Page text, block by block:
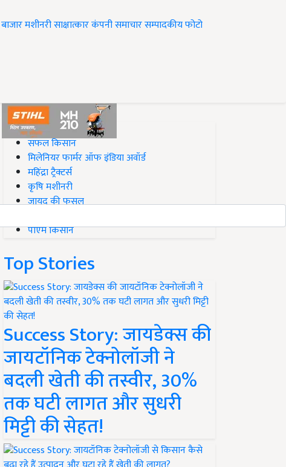
बाजारमशीनरीसाक्षात्कारकंपनी समाचारसम्पादकीयफोटो
#Top on Krishi Jagran
सफल किसान
मिलेनियर फार्मर ऑफ इंडिया अवॉर्ड
महिंद्रा ट्रैक्टर्स
कृषि मशीनरी
जायद की फसल
पीएम किसान
Top Stories
Success Story: जायडेक्स की
जायटॉनिक टेक्नोलॉजी ने
बदली खेती की तस्वीर, 30%
तक घटी लागत और सुधरी
मिट्टी की सेहत!